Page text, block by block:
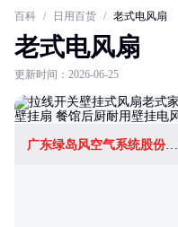
百科 / 日用百货 / 老式电风扇
老式电风扇
更新时间：2026-06-25
广东绿岛风空气系统股份有限公司